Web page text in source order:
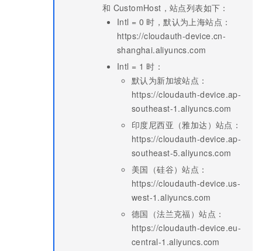
和 CustomHost，站点列表如下：
Intl = 0 时，默认为上海站点：
https://cloudauth-device.cn-
shanghai.aliyuncs.com
Intl = 1 时：
默认为新加坡站点：
https://cloudauth-device.ap-
southeast-1.aliyuncs.com
印度尼西亚（雅加达）站点：
https://cloudauth-device.ap-
southeast-5.aliyuncs.com
美国（硅谷）站点：
https://cloudauth-device.us-
west-1.aliyuncs.com
德国（法兰克福）站点：
https://cloudauth-device.eu-
central-1.aliyuncs.com